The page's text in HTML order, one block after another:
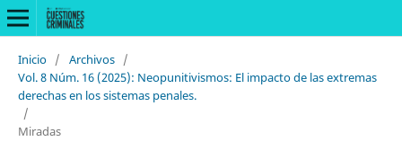
Inicio / Archivos /
Vol. 8 Núm. 16 (2025): Neopunitivismos: El impacto de las extremas
derechas en los sistemas penales.
/
Miradas